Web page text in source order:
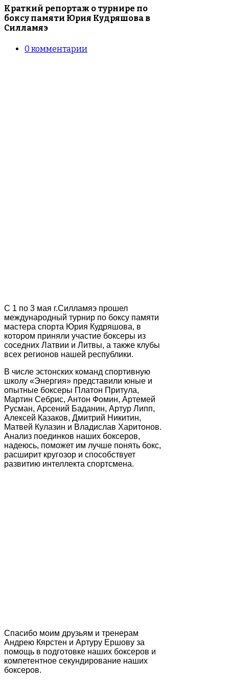
Краткий репортаж о турнире по
боксу памяти Юрия Кудряшова в
Силламяэ
0 комментарии
С 1 по 3 мая г.Силламяэ прошел
международный турнир по боксу памяти
мастера спорта Юрия Кудряшова, в
котором приняли участие боксеры из
соседних Латвии и Литвы, а также клубы
всех регионов нашей республики.
В числе эстонских команд спортивную
школу «Энергия» представили юные и
опытные боксеры Платон Притула,
Мартин Себрис, Антон Фомин, Артемей
Русман, Арсений Баданин, Артур Липп,
Алексей Казаков, Дмитрий Никитин,
Матвей Кулазин и Владислав Харитонов.
Анализ поединков наших боксеров,
надеюсь, поможет им лучше понять бокс,
расширит кругозор и способствует
развитию интеллекта спортсмена.
Спасибо моим друзьям и тренерам
Андрею Кярстен и Артуру Ершову за
помощь в подготовке наших боксеров и
компетентное секундирование наших
боксеров.